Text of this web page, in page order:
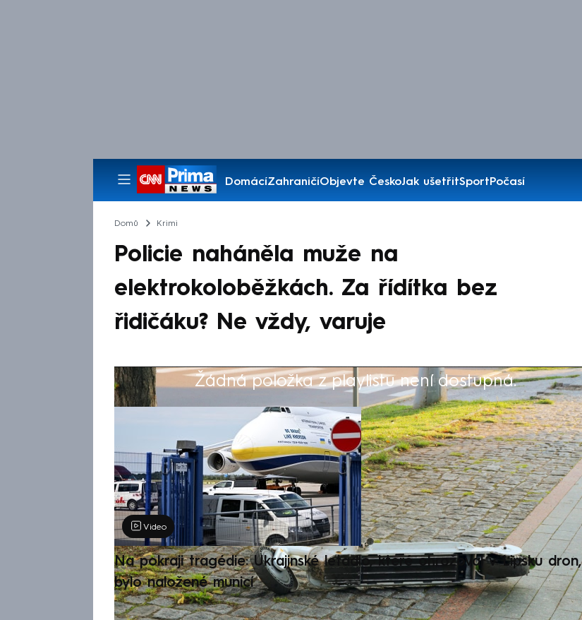
DomácíZahraničíObjevte ČeskoJak ušetřitSportPočasí
Pořady
Domů Krimi
Policie naháněla muže na
elektrokoloběžkách. Za řídítka bez
řidičáku? Ne vždy, varuje
Žádná položka z playlistu není dostupná.
Výběr redakce
Video
Na pokraji tragédie: Ukrajinské letadlo, které ohrožoval v Lipsku dron,
bylo naložené municí